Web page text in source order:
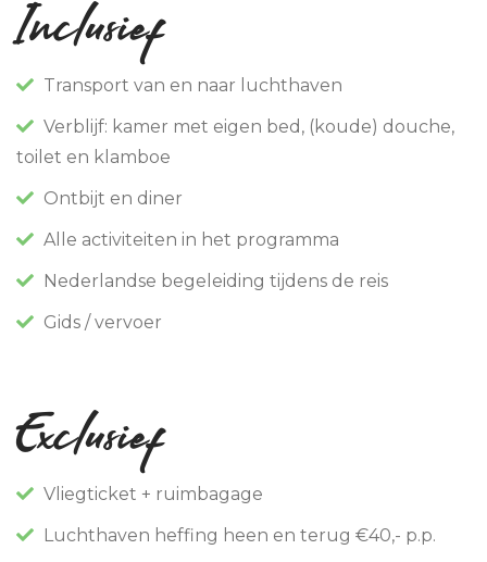
Inclusief
Transport van en naar luchthaven
Verblijf: kamer met eigen bed, (koude) douche,
toilet en klamboe
Ontbijt en diner
Alle activiteiten in het programma
Nederlandse begeleiding tijdens de reis
Gids / vervoer
Exclusief
Vliegticket + ruimbagage
Luchthaven heffing heen en terug €40,- p.p.